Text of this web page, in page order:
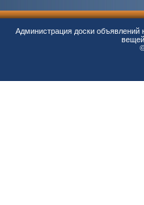
Администрация доски объявлений